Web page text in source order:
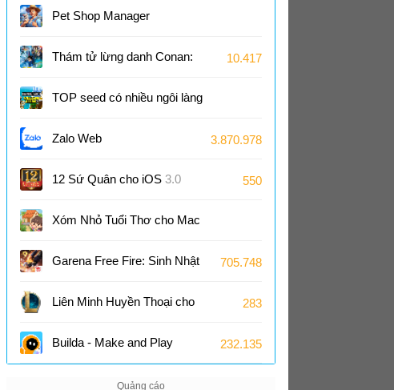
Simulation
Pet Shop Manager
Simulation cho Android
Thám tử lừng danh Conan:
Ngôi sao năm cánh triệu đô
10.417
TOP seed có nhiều ngôi làng
trong Minecraft 1.21
Zalo Web 3.870.978
12 Sứ Quân cho iOS 3.0 550
Xóm Nhỏ Tuổi Thơ cho Mac
1.0
Garena Free Fire: Sinh Nhật
9 Tuổi cho Android1.130
705.748
Liên Minh Huyền Thoại cho
Mac 26.17
283
Builda - Make and Play 232.135